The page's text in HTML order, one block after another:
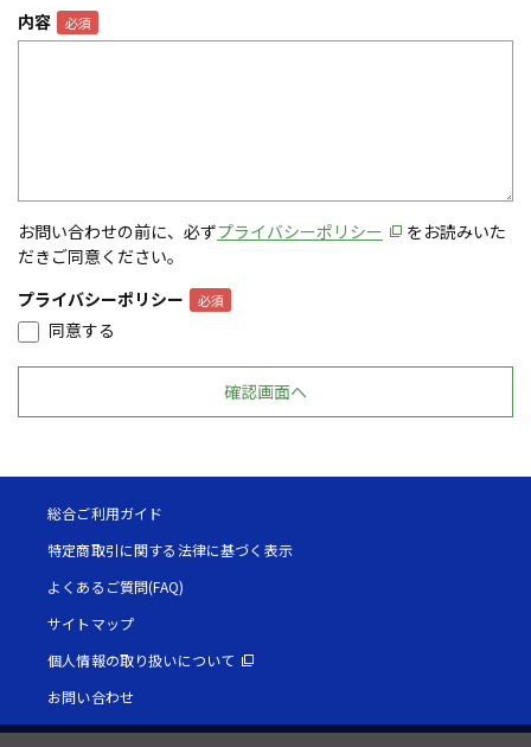
内容
お問い合わせの前に、必ずプライバシーポリシー
をお読みいた
だきご同意ください。
プライバシーポリシー
同意する
総合ご利用ガイド
特定商取引に関する法律に基づく表示
よくあるご質問(FAQ)
サイトマップ
個人情報の取り扱いについて
お問い合わせ